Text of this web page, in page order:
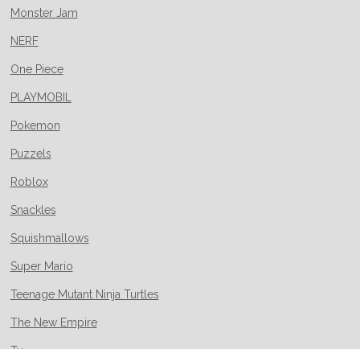
Monster Jam
NERF
One Piece
PLAYMOBIL
Pokemon
Puzzels
Roblox
Snackles
Squishmallows
Super Mario
Teenage Mutant Ninja Turtles
The New Empire